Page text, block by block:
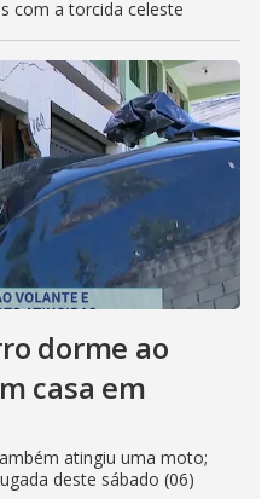
com a torcida celeste
dorme ao
casa em
atingiu uma moto;
deste sábado (06)